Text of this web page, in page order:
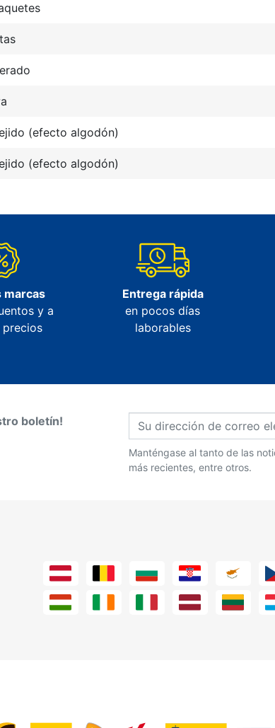
(efecto algodón)
(efecto algodón)
marcas
y a
precios
Entrega rápida
en pocos días
laborables
boletín!
Manténgase al tanto de las
más recientes, entre otros.